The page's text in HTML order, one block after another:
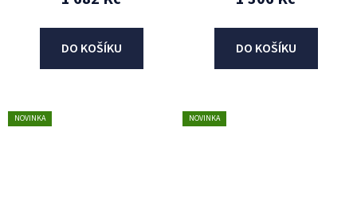
DO KOŠÍKU DO KOŠÍKU
NOVINKA NOVINKA